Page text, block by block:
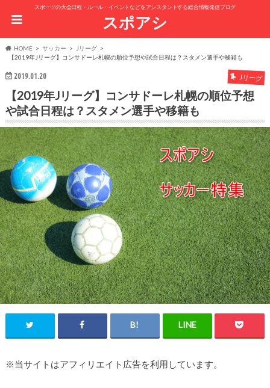
スポーツの大会日程・ルール・イベントなどをアシスタントする総合情報発信ブログ
スポアシ
HOME サッカー
Jリーグ
【2019年Jリーグ】コンサドーレ札幌の順位予想や試合日程は？スタメン選手や移籍も
2019.01.20 Jリーグ
【2019年Jリーグ】コンサドーレ札幌の順位予想
や試合日程は？スタメン選手や移籍も
※当サイトはアフィリエイト広告を利用しています。